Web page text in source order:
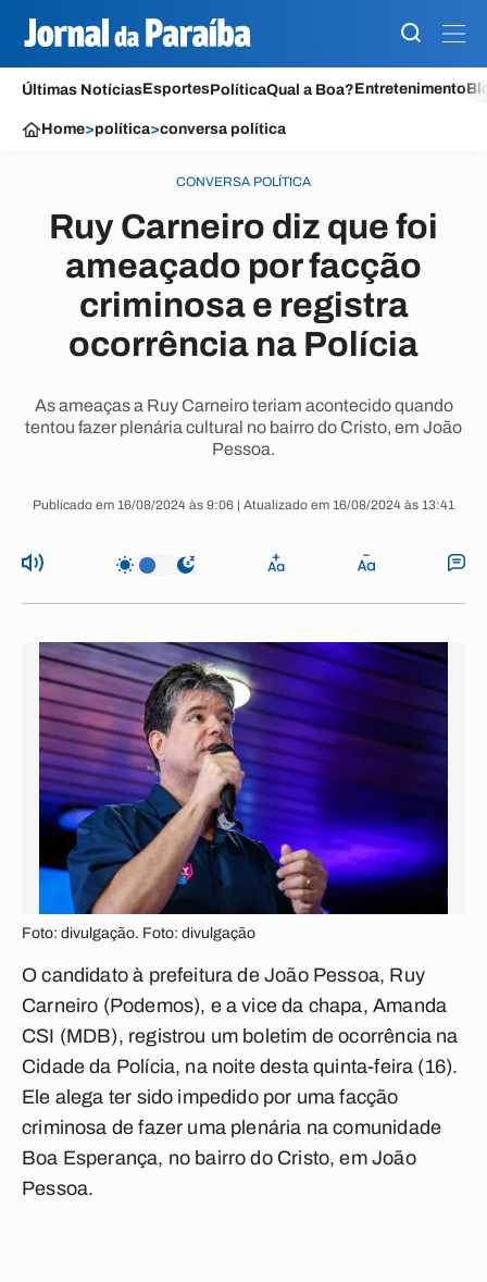
Últimas NotíciasEsportesPolíticaQual a Boa?Entretenimento
Home>política>conversa política
CONVERSA POLÍTICA
Ruy Carneiro diz que foi
ameaçado por facção
criminosa e registra
ocorrência na Polícia
As ameaças a Ruy Carneiro teriam acontecido quando
tentou fazer plenária cultural no bairro do Cristo, em João
Pessoa.
Publicado em 16/08/2024 às 9:06 | Atualizado em 16/08/2024 às 13:41
Foto: divulgação. Foto: divulgação
O candidato à prefeitura de João Pessoa, Ruy
Carneiro (Podemos), e a vice da chapa, Amanda
CSI (MDB), registrou um boletim de ocorrência na
Cidade da Polícia, na noite desta quinta-feira (16).
Ele alega ter sido impedido por uma facção
criminosa de fazer uma plenária na comunidade
Boa Esperança, no bairro do Cristo, em João
Pessoa.